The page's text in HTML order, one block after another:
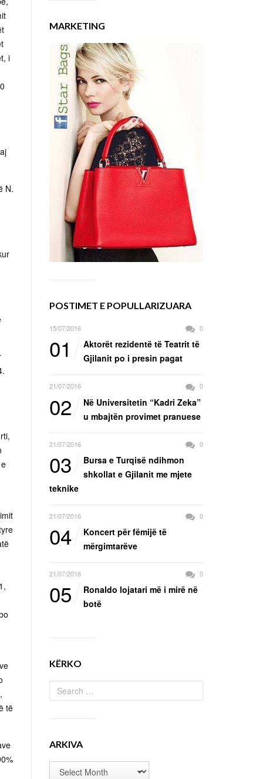
i
N.
të
MARKETING
POSTIMET E POPULLARIZUARA
15/07/2016 0
01
Aktorët rezidentë të Teatrit të
Gjilanit po i presin pagat
21/07/2016 0
02
Në Universitetin “Kadri Zeka”
u mbajtën provimet pranuese
21/07/2016 0
03
Bursa e Turqisë ndihmon
shkollat e Gjilanit me mjete
teknike
21/07/2016 0
04
Koncert për fëmijë të
mërgimtarëve
21/07/2016 0
05
Ronaldo lojatari më i mirë në
botë
KËRKO
ARKIVA